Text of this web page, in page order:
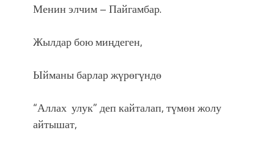
Менин элчим – Пайгамбар.
Жылдар бою миңдеген,
Ыйманы барлар жүрөгүндө
“Аллах улук” деп кайталап, түмөн жолу
айтышат,